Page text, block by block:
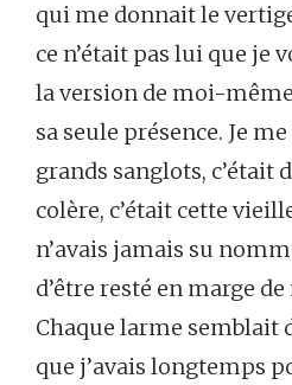
qui me donnait le
ce n’était pas lui que je
la version de moi-
sa seule présence. Je
grands sanglots, c’était
colère, c’était cette
n’avais jamais su
d’être resté en marge
Chaque larme semblait
que j’avais longtemps